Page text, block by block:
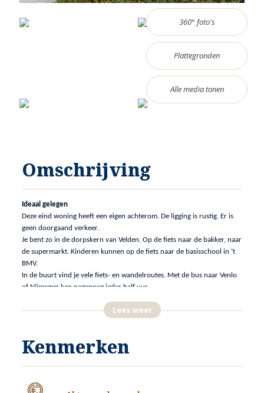
360° foto's
Plattegronden
Alle media tonen
Omschrijving
Ideaal gelegen
Deze eind woning heeft een eigen achterom. De ligging is rustig. Er is
geen doorgaand verkeer.
Je bent zo in de dorpskern van Velden. Op de fiets naar de bakker, naar
de supermarkt. Kinderen kunnen op de fiets naar de basisschool in ’t
BMV.
In de buurt vind je vele fiets- en wandelroutes. Met de bus naar Venlo
of Nijmegen kan nagenoeg ieder half uur.
Hoe praktisch kan het zijn!
Via de entree in de voorgevel betreedt je de hal met doorgang naar
Op de verdieping zijn 4 slaapkamers en een badkamer.
De zolder is via een vlizo trap bereikbaar.
Lees meer
Kenmerken